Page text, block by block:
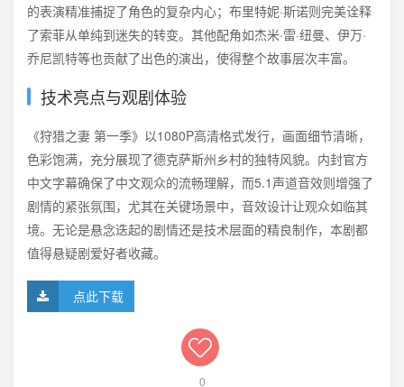
的表演精准捕捉了角色的复杂内心；布里特妮·斯诺则完美诠释
了索菲从单纯到迷失的转变。其他配角如杰米·雷·纽曼、伊万·
乔尼凯特等也贡献了出色的演出，使得整个故事层次丰富。
技术亮点与观剧体验
《狩猎之妻 第一季》以1080P高清格式发行，画面细节清晰，
色彩饱满，充分展现了德克萨斯州乡村的独特风貌。内封官方
中文字幕确保了中文观众的流畅理解，而5.1声道音效则增强了
剧情的紧张氛围，尤其在关键场景中，音效设计让观众如临其
境。无论是悬念迭起的剧情还是技术层面的精良制作，本剧都
值得悬疑剧爱好者收藏。
点此下载
0